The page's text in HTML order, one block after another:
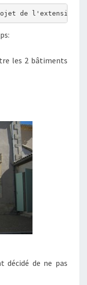
de l'extension
les 2 bâtiments
décidé de ne pas